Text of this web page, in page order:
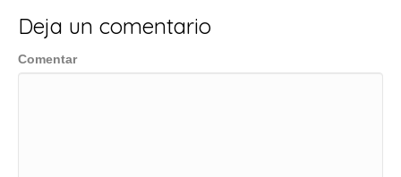
Deja un comentario
Comentar